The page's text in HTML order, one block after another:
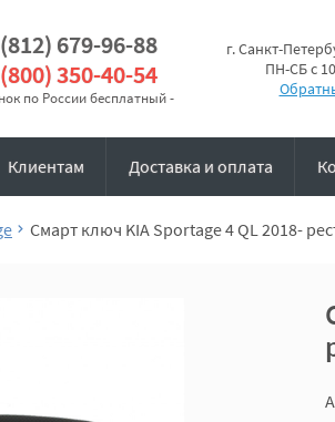
679-96-88
350-40-54
по России бесплатный -
г. Санкт-
ПН-СБ с
Клиентам Доставка и оплата
Смарт ключ KIA Sportage 4 QL 2018-